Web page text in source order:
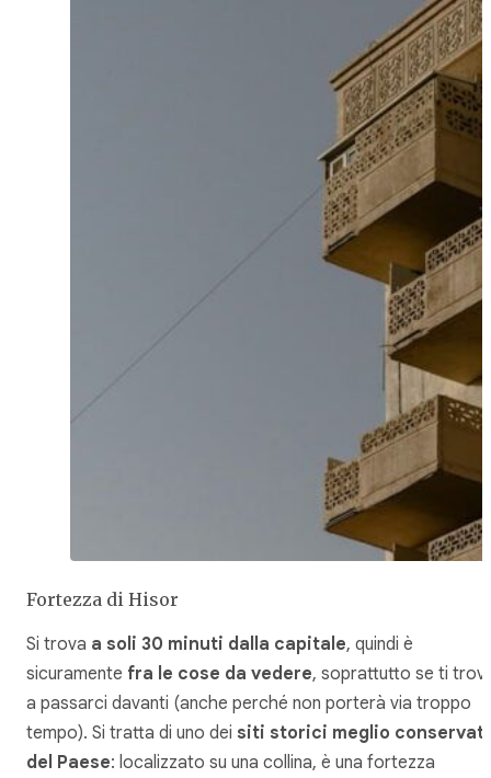
Fortezza di Hisor
Si trova a soli 30 minuti dalla capitale, quindi è
sicuramente fra le cose da vedere, soprattutto se ti trovi
a passarci davanti (anche perché non porterà via troppo
tempo). Si tratta di uno dei siti storici meglio conservati
del Paese: localizzato su una collina, è una fortezza